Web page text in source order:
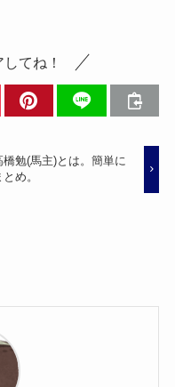
てね！
橋勉(馬主)とは。簡単に
とめ。